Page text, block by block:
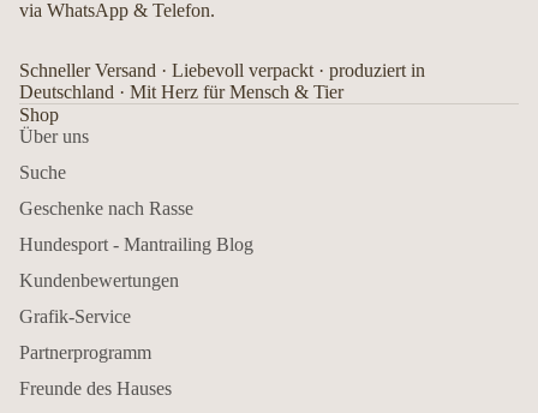
via WhatsApp & Telefon.
Schneller Versand · Liebevoll verpackt · produziert in
Deutschland · Mit Herz für Mensch & Tier
Shop
Über uns
Suche
Geschenke nach Rasse
Hundesport - Mantrailing Blog
Kundenbewertungen
Grafik-Service
Partnerprogramm
Freunde des Hauses